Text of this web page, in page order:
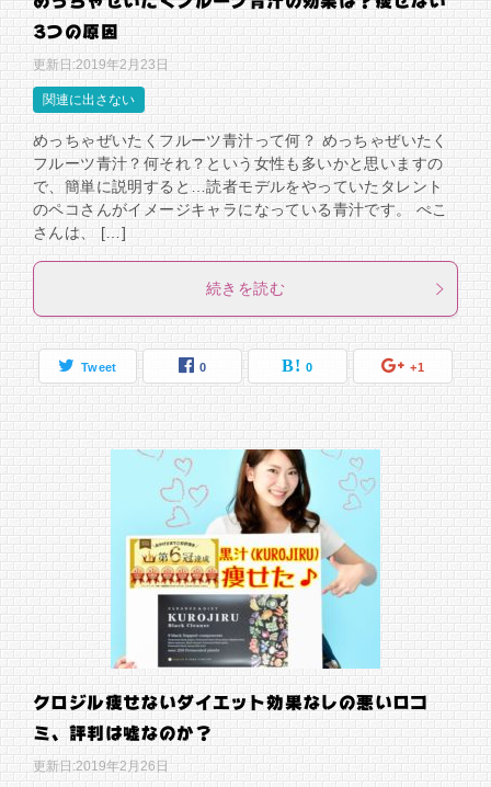
3つの原因
更新日:2019年2月23日
関連に出さない
めっちゃぜいたくフルーツ青汁って何？ めっちゃぜいたく
フルーツ青汁？何それ？という女性も多いかと思いますの
で、簡単に説明すると…読者モデルをやっていたタレント
のペコさんがイメージキャラになっている青汁です。 ぺこ
さんは、 […]
続きを読む
Tweet 0 0 +1
クロジル痩せないダイエット効果なしの悪い口コ
ミ、評判は嘘なのか？
更新日:2019年2月26日